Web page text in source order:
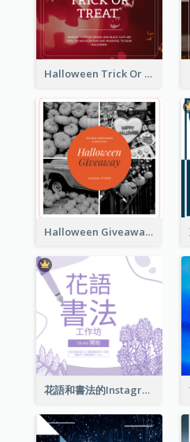
Halloween Trick Or Treat Instagram Post
Halloween Giveaway Instagram Post
花語和書法的Instagram帖子